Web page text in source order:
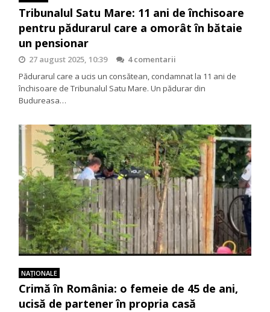
Tribunalul Satu Mare: 11 ani de închisoare
pentru pădurarul care a omorât în bătaie
un pensionar
27 august 2025, 10:39
4 comentarii
Pădurarul care a ucis un consătean, condamnat la 11 ani de
închisoare de Tribunalul Satu Mare. Un pădurar din
Budureasa…
NAŢIONALE
Crimă în România: o femeie de 45 de ani,
ucisă de partener în propria casă